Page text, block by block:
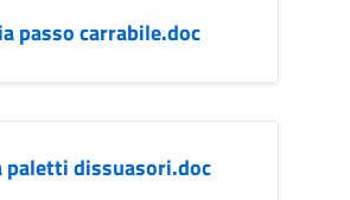
passo carrabile.doc
paletti dissuasori.doc